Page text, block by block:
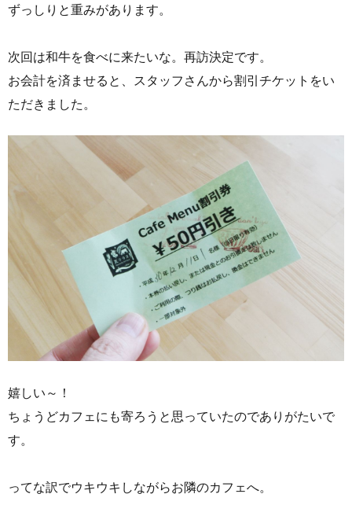
ずっしりと重みがあります。
次回は和牛を食べに来たいな。再訪決定です。
お会計を済ませると、スタッフさんから割引チケットをい
ただきました。
嬉しい～！
ちょうどカフェにも寄ろうと思っていたのでありがたいで
す。
ってな訳でウキウキしながらお隣のカフェへ。